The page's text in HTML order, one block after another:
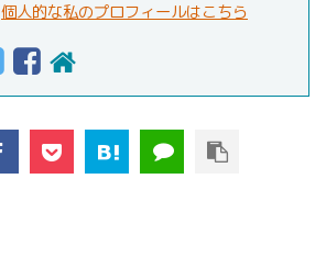
個人的な私のプロフィールはこちら